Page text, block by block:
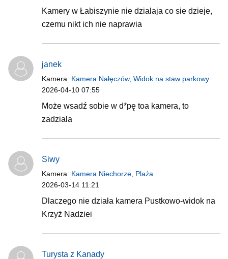
Kamery w Łabiszynie nie dzialaja co sie dzieje,
czemu nikt ich nie naprawia
janek
Kamera: Kamera Nałęczów, Widok na staw parkowy
2026-04-10 07:55
Może wsadź sobie w d*pę toa kamera, to
zadziala
Siwy
Kamera: Kamera Niechorze, Plaża
2026-03-14 11:21
Dlaczego nie działa kamera Pustkowo-widok na
Krzyż Nadziei
Turysta z Kanady